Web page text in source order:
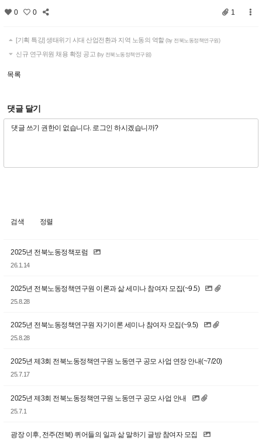
0 0 1
[기획 특강] 생태위기 시대 산업전환과 지역 노동의 역할(by 전북노동정책연구원)
신규 연구위원 채용 확정 공고 (by 전북노동정책연구원)
목록
댓글 달기
검색 정렬
2025년 전북노동정책포럼
26.1.14
2025년 전북노동정책연구원 이론과 삶 세미나 참여자 모집(~9.5)
25.8.28
2025년 전북노동정책연구원 자기이론 세미나 참여자 모집(~9.5)
25.8.28
2025년 제3회 전북노동정책연구원 노동연구 공모 사업 연장 안내(~7/20)
25.7.17
2025년 제3회 전북노동정책연구원 노동연구 공모 사업 안내
25.7.1
광장 이후, 전주(전북) 퀴어들의 일과 삶 말하기 글방 참여자 모집